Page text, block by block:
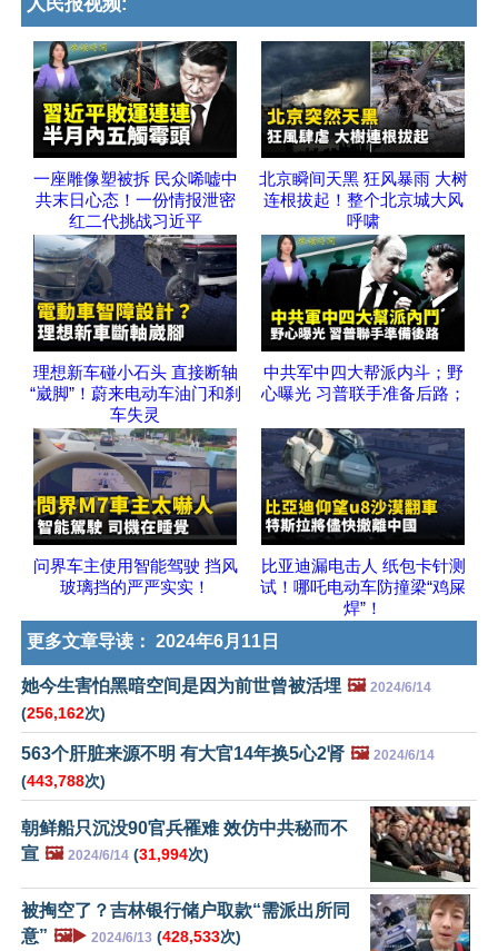
一座雕像塑被拆 民众唏嘘中
共末日心态！一份情报泄密
红二代挑战习近平
北京瞬间天黑 狂风暴雨 大树
连根拔起！整个北京城大风
呼啸
理想新车碰小石头 直接断轴
“崴脚”！蔚来电动车油门和刹
车失灵
中共军中四大帮派内斗；野
心曝光 习普联手准备后路；
问界车主使用智能驾驶 挡风
玻璃挡的严严实实！
比亚迪漏电击人 纸包卡针测
试！哪吒电动车防撞梁“鸡屎
焊”！
更多文章导读： 2024年6月11日
她今生害怕黑暗空间是因为前世曾被活埋 🖼️ 2024/6/14
(256,162次)
563个肝脏来源不明 有大官14年换5心2肾 🖼️ 2024/6/14
(443,788次)
朝鲜船只沉没90官兵罹难 效仿中共秘而不
宣 🖼️ 2024/6/14 (31,994次)
被掏空了？吉林银行储户取款“需派出所同
意” 🖼️▶️ 2024/6/13 (428,533次)